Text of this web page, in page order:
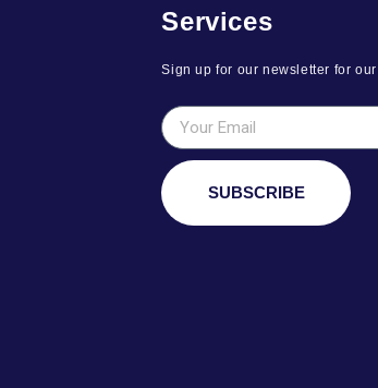
Services
Sign up for our newsletter for
SUBSCRIBE